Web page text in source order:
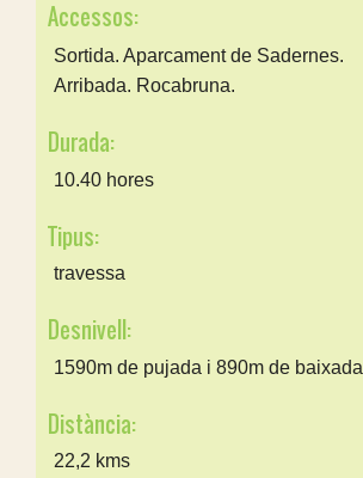
Accessos:
Sortida. Aparcament de Sadernes.
Arribada. Rocabruna.
Durada:
10.40 hores
Tipus:
travessa
Desnivell:
1590m de pujada i 890m de baixada
Distància:
22,2 kms